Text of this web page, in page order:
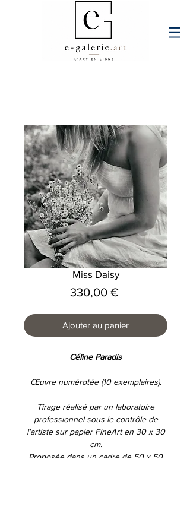
Miss Daisy
330,00 €Prix
Ajouter au panier
Céline Paradis
Œuvre numérotée (10 exemplaires).
Tirage réalisé par un laboratoire
professionnel sous le contrôle de
l’artistesur papier FineArten 30 x 30
cm.
Proposée dans un cadre de 50 x 50